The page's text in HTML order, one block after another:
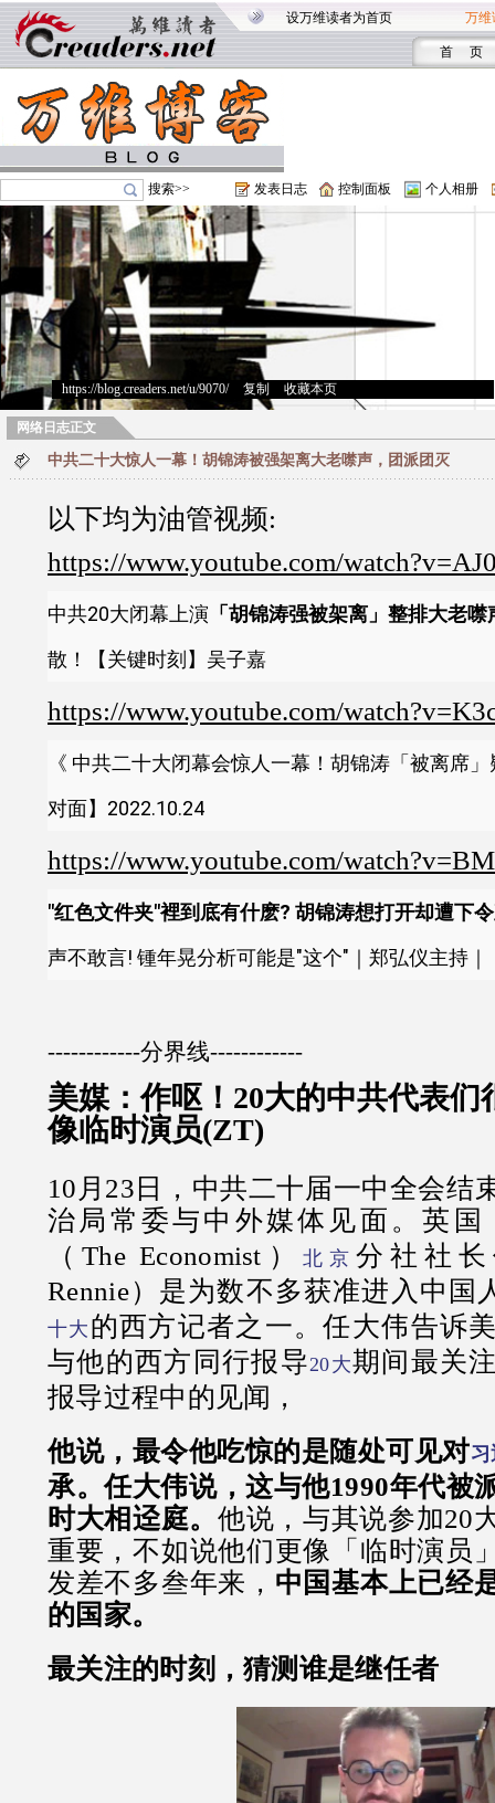
设万维读者为首页 万维
首 页
搜索>> 发表日志 控制面板 个人相册
https://blog.creaders.net/u/9070/> 复制 收藏本页
网络日志正文
中共二十大惊人一幕！胡锦涛被强架离大老噤声，团派团灭
以下均为油管视频:
https://www.youtube.com/
中共20大闭幕上演 「胡锦涛强被架离」整排大老
散！【关键时刻】吴子嘉
https://www.youtube.com/
《 中共二十大闭幕会惊人一幕！胡锦涛「被离席
对面】2022.10.24
https://www.youtube.com/
"红色文件夹"裡到底有什麽? 胡锦涛想打开却遭下
声不敢言! 锺年晃分析可能是"这个"｜郑弘仪主持｜
------------分界线------------
美媒：作呕！20大的中共代表们
像临时演员(ZT)
10月23日，中共二十届一中全会结
治局常委与中外媒体见面。英国
（The Economist）
北京 分社社长
Rennie）是为数不多获准进入中国
十大 的西方记者之一。任大伟告诉
与他的西方同行报导20大期间最关
报导过程中的见闻，
他说，最令他吃惊的是随处可见对
承。任大伟说，这与他1990年代被
时大相迳庭。 他说，与其说参加20
重要，不如说他们更像「临时演员
发差不多叁年来， 中国基本上已经
的国家。
最关注的时刻，猜测谁是继任者